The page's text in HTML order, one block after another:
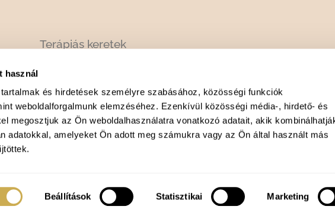
használ
és hirdetések személyre szabásához, közösségi funkciók
weboldalforgalmunk elemzéséhez. Ezenkívül közösségi média-, hirdető- és
megosztjuk az Ön weboldalhasználatra vonatkozó adatait, akik
adatokkal, amelyeket Ön adott meg számukra vagy az Ön által használt más
Beállítások Statisztikai Marketing
Terápiás keretek
Kollégák
Szakterületek
Karrierlehetőség
a
n